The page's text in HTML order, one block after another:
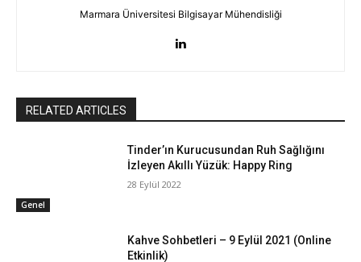
Marmara Üniversitesi Bilgisayar Mühendisliği
RELATED ARTICLES
Genel
Tinder’ın Kurucusundan Ruh Sağlığını
İzleyen Akıllı Yüzük: Happy Ring
28 Eylül 2022
Kahve Sohbetleri – 9 Eylül 2021 (Online
Etkinlik)